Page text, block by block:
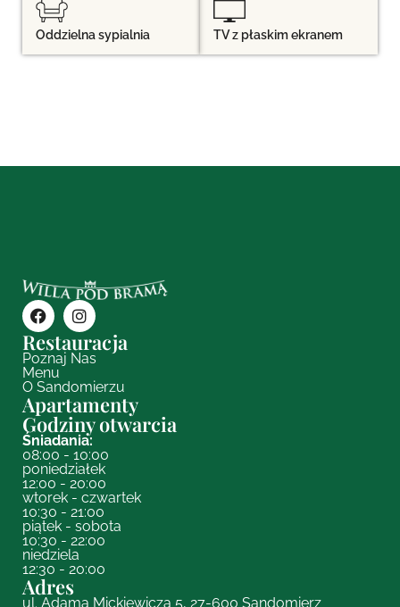
Oddzielna sypialnia TV z płaskim ekranem
Restauracja
Poznaj Nas
Menu
O Sandomierzu
Apartamenty
Godziny otwarcia
Śniadania:
08:00 - 10:00
poniedziałek
12:00 - 20:00
wtorek - czwartek
10:30 - 21:00
piątek - sobota
10:30 - 22:00
niedziela
12:30 - 20:00
Adres
ul. Adama Mickiewicza 5, 27-600 Sandomierz